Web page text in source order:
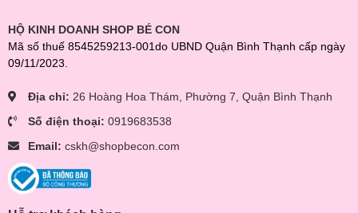
HỘ KINH DOANH SHOP BÉ CON
Mã số thuế 8545259213-001do UBND Quận Bình Thạnh cấp ngày
09/11/2023.
Địa chỉ: 26 Hoàng Hoa Thám, Phường 7, Quận Bình Thạnh
Số điện thoại: 0919683538
Email: cskh@shopbecon.com